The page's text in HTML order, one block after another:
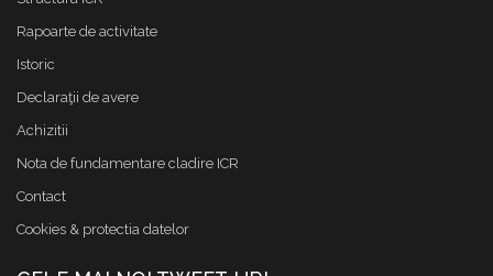
Rapoarte de activitate
Istoric
Declaraţii de avere
Achizitii
Nota de fundamentare cladire ICR
Contact
Cookies & protectia datelor